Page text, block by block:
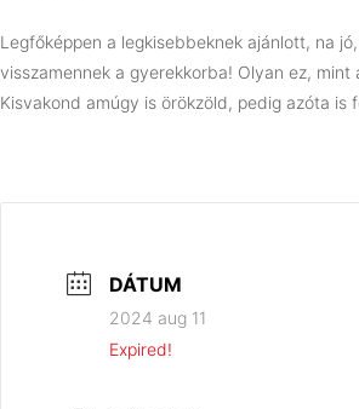
Legfőképpen a legkisebbeknek ajánlott, na
visszamennek a gyerekkorba! Olyan ez, mint
Kisvakond amúgy is örökzöld, pedig azóta is
DÁTUM
2024 aug 11
Expired!